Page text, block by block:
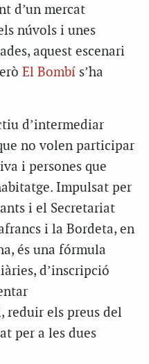
d’un mercat
núvols i unes
aquest escenari
El Bombí s’ha
d’intermediar
no volen participar
i persones que
Impulsat per
i el Secretariat
i la Bordeta, en
és una fórmula
d’inscripció
reduir els preus del
per a les dues